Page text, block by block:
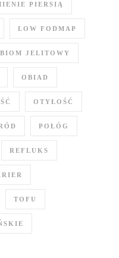
PIERSIĄ
LOW FODMAP
JELITOWY
OBIAD
OTYŁOŚĆ
POŁÓG
REFLUKS
TOFU